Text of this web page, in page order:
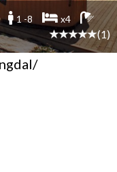
1 -8
x4
(1)